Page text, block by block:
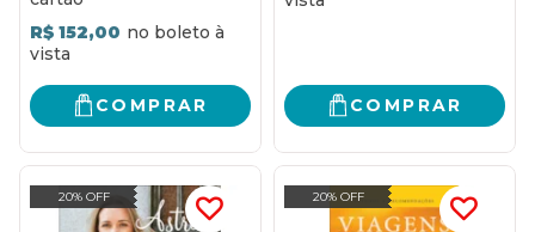
R$ 152,00
COMPRAR COMPRAR
20% OFF 20% OFF